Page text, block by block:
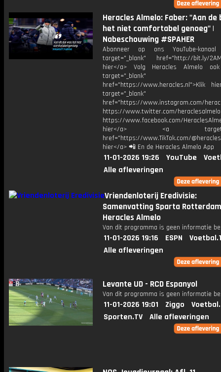
Heracles Almelo: Faber: "Aan de
het niet comfortabel genoeg" |
Nabeschouwing #SPAHER
Abonneer op ons YouTube-
target="_blank" href="http://bit.ly/
hier</a> Volg Heracles Almelo
target="_blank"
href="https://www.heracles.nl">Klik
target="_blank"
href="https://www.instagram.com/
https://www.twitter.com/heraclesalmelo
https://www.facebook.com/
hier</a> <a
href="https://www.TikTok.com/
hier</a> 📲 En de Heracles Almelo App
11-01-2026 19:26 YouTube
Alle afleveringen
Vriendenloterij Eredivisie:
Samenvatting Sparta
Heracles Almelo
Van dit programma is geen informatie
11-01-2026 19:16 ESPN
Alle afleveringen
Levante UD - RCD Espanyol
Van dit programma is geen informatie
11-01-2026 19:01 Ziggo
Sporten.TV
Alle afleveringen